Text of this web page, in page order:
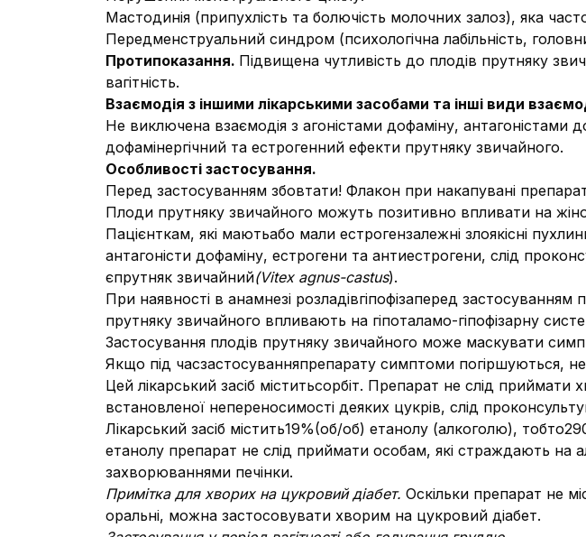
Мастодинія (припухлість та болючість молочних залоз), яка
Передменструальний синдром (психологічна лабільність,
Протипоказання. Підвищена чутливість до плодів прутняку
вагітність.
Взаємодія з іншими лікарськими засобами та інші види
Не виключена взаємодія з агоністами дофаміну,
дофамінергічний та естрогенний ефекти прутняку звичайного.
Особливості застосування.
Перед застосуванням збовтати! Флакон при накапувані
Плоди прутняку звичайного можуть позитивно впливати на
Пацієнткам, які маютьабо мали естрогензалежні злоякісні
антагоністи дофаміну, естрогени та антиестрогени, слід
єпрутняк звичайний(Vitex agnus-castus).
При наявності в анамнезі розладівгіпофізаперед
прутняку звичайного впливають на гіпоталамо-гіпофізарну
Застосування плодів прутняку звичайного може маскувати
Якщо під часзастосуванняпрепарату симптоми погіршуються,
Цей лікарський засіб міститьсорбіт. Препарат не слід
встановленої непереносимості деяких цукрів, слід
Лікарський засіб містить19%(об/об) етанолу (алкоголю),
етанолу препарат не слід приймати особам, які страждають на
захворюваннями печінки.
Примітка для хворих на цукровий діабет. Оскільки препарат не
оральні, можна застосовувати хворим на цукровий діабет.